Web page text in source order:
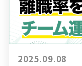
2025.09.08